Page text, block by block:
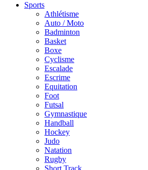
Sports
Athlétisme
Auto / Moto
Badminton
Basket
Boxe
Cyclisme
Escalade
Escrime
Equitation
Foot
Futsal
Gymnastique
Handball
Hockey
Judo
Natation
Rugby